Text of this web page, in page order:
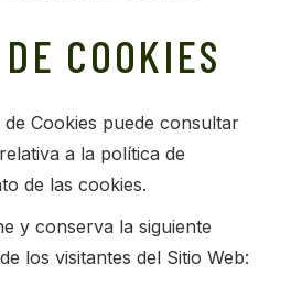
COOKIES
Cookies puede consultar
a la política de
de las cookies.
y conserva la siguiente
los visitantes del Sitio Web: